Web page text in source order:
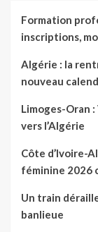
Formation
inscriptions,
Algérie : la
nouveau
Limoges-Oran
vers l’Algérie
Côte d’Ivoire-
féminine 2026
Un train
banlieue